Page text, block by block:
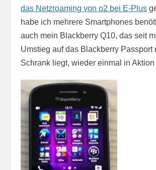
das Netzroaming von o2 bei E-Plus
habe ich mehrere Smartphones
auch mein Blackberry Q10, das seit
Umstieg auf das Blackberry Passport
Schrank liegt, wieder einmal in Aktion